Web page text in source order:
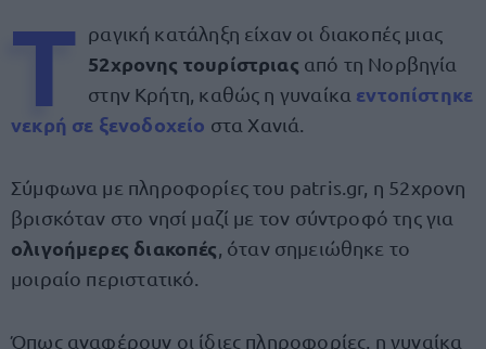
Τ ραγική κατάληξη είχαν οι διακοπές μιας
52χρονης τουρίστριας από τη Νορβηγία
στην Κρήτη, καθώς η γυναίκα εντοπίστηκε
νεκρή σε ξενοδοχείο στα Χανιά.
Σύμφωνα με πληροφορίες του patris.gr, η 52χρονη
βρισκόταν στο νησί μαζί με τον σύντροφό της για
ολιγοήμερες διακοπές , όταν σημειώθηκε το
μοιραίο περιστατικό.
Όπως αναφέρουν οι ίδιες πληροφορίες, η γυναίκα